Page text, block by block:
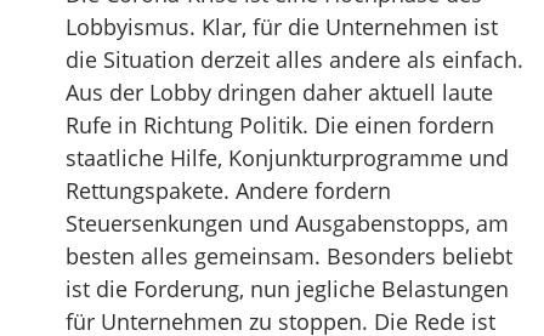
Lobbyismus. Klar, für die Unternehmen ist
die Situation derzeit alles andere als einfach.
Aus der Lobby dringen daher aktuell laute
Rufe in Richtung Politik. Die einen fordern
staatliche Hilfe, Konjunkturprogramme und
Rettungspakete. Andere fordern
Steuersenkungen und Ausgabenstopps, am
besten alles gemeinsam. Besonders beliebt
ist die Forderung, nun jegliche Belastungen
für Unternehmen zu stoppen. Die Rede ist